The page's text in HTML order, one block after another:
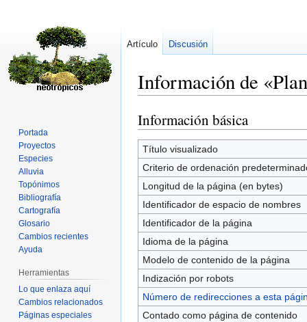
Información de
Ir
a
la
navegación
Ir
a
la
búsqueda
Información básica
Título visualizado
Criterio de ordenación
Longitud de la página (en bytes)
Identificador de espacio de nombres
Identificador de la página
Idioma de la página
Modelo de contenido de la página
Indización por robots
Número de redirecciones a esta
Contado como página de contenido
Artículo Discusión
Portada
Proyectos
Especies
Alluvia
Topónimos
Bibliografía
Cartografía
Glosario
Cambios recientes
Ayuda
Herramientas
Lo que enlaza aquí
Cambios relacionados
Páginas especiales